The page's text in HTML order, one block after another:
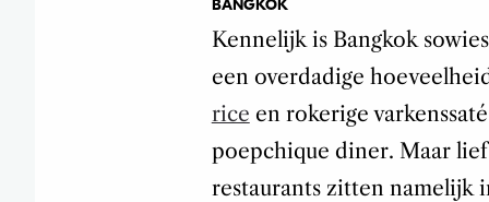
BANGKOK
Kennelijk is Bangkok
een overdadige
rice en rokerige
poepchique diner. Maar
restaurants zitten namelijk